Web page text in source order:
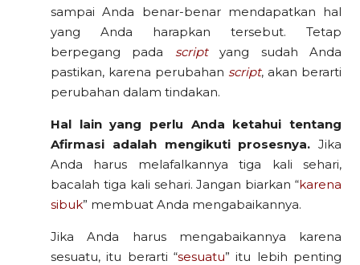
sampai Anda benar-benar mendapatkan hal
yang Anda harapkan tersebut. Tetap
berpegang pada scriptyang sudah Anda
pastikan, karena perubahan script, akan berarti
perubahan dalam tindakan.
Hal lain yang perlu Anda ketahui tentang
Afirmasi adalah mengikuti prosesnya. Jika
Anda harus melafalkannya tiga kali sehari,
bacalah tiga kali sehari. Jangan biarkan “karena
sibuk” membuat Anda mengabaikannya.
Jika Anda harus mengabaikannya karena
sesuatu, itu berarti “sesuatu” itu lebih penting